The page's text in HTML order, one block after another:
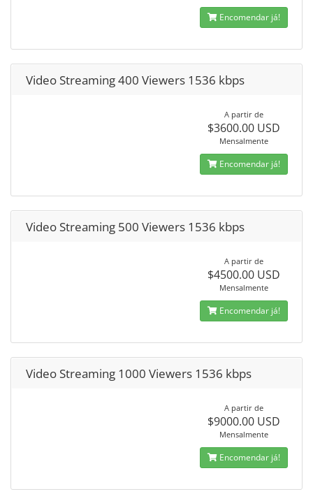
Encomendar já!
Video Streaming 400 Viewers 1536 kbps
A partir de
$3600.00 USD
Mensalmente
Encomendar já!
Video Streaming 500 Viewers 1536 kbps
A partir de
$4500.00 USD
Mensalmente
Encomendar já!
Video Streaming 1000 Viewers 1536 kbps
A partir de
$9000.00 USD
Mensalmente
Encomendar já!